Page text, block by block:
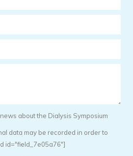
about the Dialysis Symposium
data may be recorded in order to
id="field_7e05a76"]